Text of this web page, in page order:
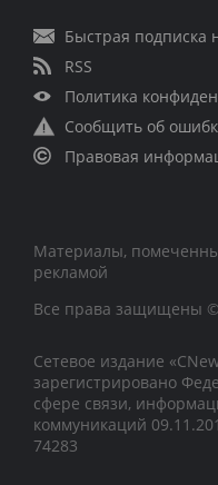
Быстрая подписка
RSS
Политика
Сообщить об
Правовая
Материалы,
рекламой
Все права защищены ©
Сетевое издание
зарегистрировано
сфере связи,
коммуникаций
74283